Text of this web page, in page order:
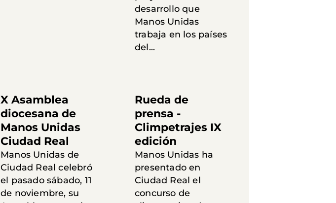
desarrollo que
Manos Unidas
trabaja en los países
del...
X Asamblea
diocesana de
Manos Unidas
Ciudad Real
Manos Unidas de
Ciudad Real celebró
el pasado sábado, 11
de noviembre, su
Rueda de
prensa -
Climpetrajes IX
edición
Manos Unidas ha
presentado en
Ciudad Real el
concurso de